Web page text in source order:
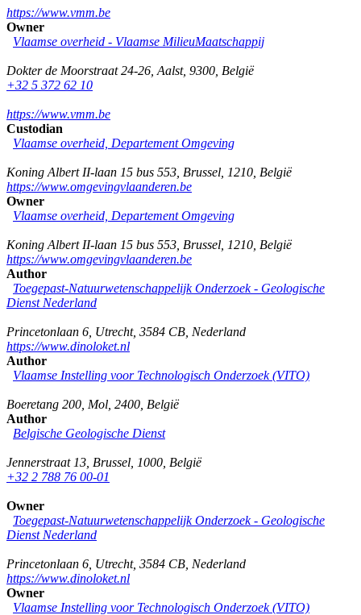
https://www.vmm.be
Owner
Vlaamse overheid - Vlaamse MilieuMaatschappij
Dokter de Moorstraat 24-26 Aalst, 9300 België
+32 5 372 62 10
https://www.vmm.be
Custodian
Vlaamse overheid, Departement Omgeving
Koning Albert II-laan 15 bus 553 Brussel 1210 België
https://www.omgevingvlaanderen.be
Owner
Vlaamse overheid, Departement Omgeving
Koning Albert II-laan 15 bus 553 Brussel 1210 België
https://www.omgevingvlaanderen.be
Author
Toegepast-Natuurwetenschappelijk Onderzoek - Geologische
Dienst Nederland
Princetonlaan 6 Utrecht, 3584 CB Nederland
https://www.dinoloket.nl
Author
Vlaamse Instelling voor Technologisch Onderzoek (VITO)
Boeretang 200 Mol 2400 België
Author
Belgische Geologische Dienst
Jennerstraat 13 Brussel 1000 België
+32 2 788 76 00-01
Owner
Toegepast-Natuurwetenschappelijk Onderzoek - Geologische
Dienst Nederland
Princetonlaan 6 Utrecht, 3584 CB Nederland
https://www.dinoloket.nl
Owner
Vlaamse Instelling voor Technologisch Onderzoek (VITO)